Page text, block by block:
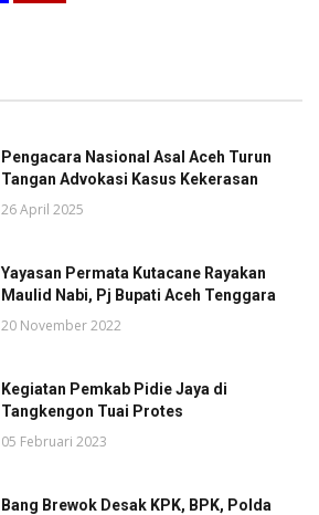
Pengacara Nasional Asal Aceh Turun
Tangan Advokasi Kasus Kekerasan
26 April 2025
Yayasan Permata Kutacane Rayakan
Maulid Nabi, Pj Bupati Aceh Tenggara
20 November 2022
Kegiatan Pemkab Pidie Jaya di
Tangkengon Tuai Protes
05 Februari 2023
Bang Brewok Desak KPK, BPK, Polda